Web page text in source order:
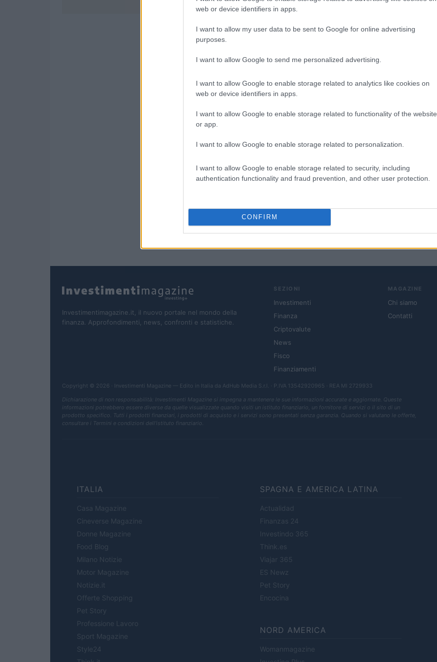
web or device identifiers in apps.
I want to allow my user data to be sent to Google for online advertising
purposes.
I want to allow Google to send me personalized advertising.
I want to allow Google to enable storage related to analytics like cookies on
web or device identifiers in apps.
I want to allow Google to enable storage related to functionality of the website
or app.
I want to allow Google to enable storage related to personalization.
I want to allow Google to enable storage related to security, including
authentication functionality and fraud prevention, and other user protection.
CONFIRM
Investimentimagazine.it, il nuovo portale nel mondo della
finanza. Approfondimenti, news, confronti e statistiche.
SEZIONI
Investimenti
Finanza
Criptovalute
News
Fisco
Finanziamenti
MAGAZINE
Chi siamo
Contatti
Copyright © 2026 · Investimenti Magazine — Edito in Italia da AdHub Media S.r.l. · P.IVA 13542920965 · REA MI 2729933
Dichiarazione di non responsabilità: Investimenti Magazine si impegna a mantenere le sue informazioni accurate e aggiornate. Queste
informazioni potrebbero essere diverse da quelle visualizzate quando visiti un istituto finanziario, un fornitore di servizi o il sito di un
prodotto specifico. Tutti i prodotti finanziari, i prodotti di acquisto e i servizi sono presentati senza garanzia. Quando si valutano le offerte,
consultare i Termini e condizioni dell'istituto finanziario.
ITALIA
Casa Magazine
Cineverse Magazine
Donne Magazine
Food Blog
Milano Notizie
Motor Magazine
Notizie.it
Offerte Shopping
Pet Story
Professione Lavoro
Sport Magazine
Style24
SPAGNA E AMERICA LATINA
Actualidad
Finanzas 24
Investindo 365
Think.es
Viajar 365
ES Newz
Pet Story
Encocina
NORD AMERICA
Womanmagazine